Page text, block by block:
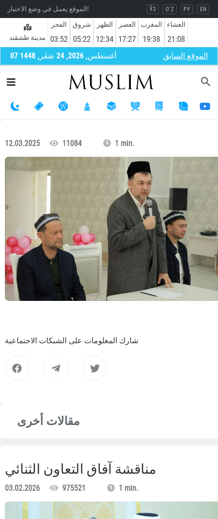
الموقع يعمل في وضع الاختبار! ЎЗ O`Z РУ EN
مدينة طشقند
الفجر
03:52
شروق
05:22
الظهر
12:34
العصر
17:27
المغرب
19:38
العشاء
21:08
07 أغسطس, 2026, 24 صَفَر, 1448 الموقع السابق
12.03.2025 11084 1 min.
شارك المعلومات على الشبكات الاجتماعية
مقالات أخرى
مناقشة آفاق التعاون الثنائي
03.02.2026 975521 1 min.